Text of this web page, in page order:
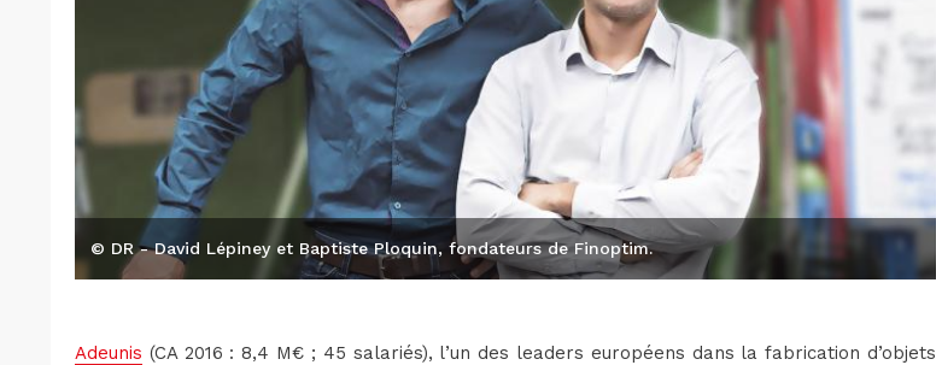
© DR - David Lépiney et Baptiste Ploquin, fondateurs de Finoptim.
Adeunis (CA 2016 : 8,4 M€ ; 45 salariés), l’un des leaders européens dans la fabrication d’objets